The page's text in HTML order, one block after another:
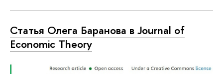
Статья Олега Баранова в Journal of
Economic Theory